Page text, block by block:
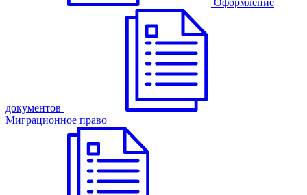
Оформление
документов
Миграционное право